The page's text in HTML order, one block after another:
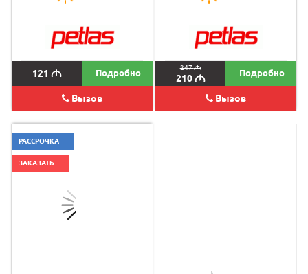
121 M Подробно
Вызов
247M
210M Подробно
Вызов
РАССРОЧКА
ЗАКАЗАТЬ